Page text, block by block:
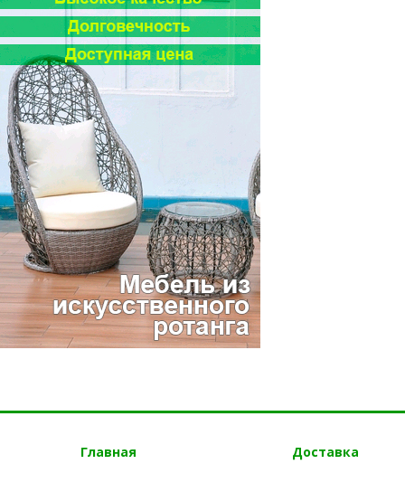
Главная Доставка